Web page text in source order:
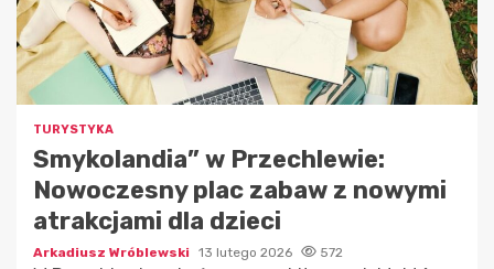
TURYSTYKA
Smykolandia” w Przechlewie:
Nowoczesny plac zabaw z nowymi
atrakcjami dla dzieci
Arkadiusz Wróblewski 13 lutego 2026 572